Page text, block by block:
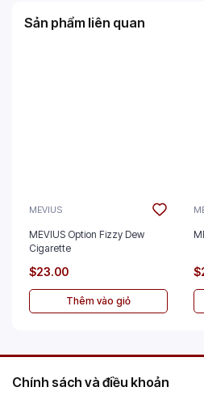
Sản phẩm liên quan
MEVIUS
MEVIUS Option Fizzy Dew
Cigarette
$23.00
Thêm vào giỏ
Chính sách và điều khoản